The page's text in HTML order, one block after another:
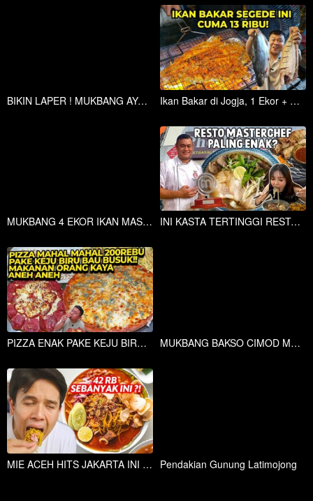
BIKIN LAPER ! MUKBANG AYAM RUD4L + LALAPAN JENGKOL + DAUN KOPI + LAMPENI + SAMBEL, MELEDAK Ikan Bakar di Jogja, 1 Ekor + Nasi Sambal Lalapan!
MUKBANG 4 EKOR IKAN MAS GORENG KERING, PASANGANYA SAMBEL KENCUR beeehhhh josss INI KASTA TERTINGGI RESTO MASTERCHEF!! ENAKNYA BEDA KELAS...
PIZZA ENAK PAKE KEJU BIRU BAU BUSUK!! MAKANAN ORANG KAYA ANEH ANEH MUKBANG BAKSO CIMOD MAUDY MOZZARELLA KEJU MELIMPAH + CEKER MERCON TANPA TULANG
MIE ACEH HITS JAKARTA INI LAYAK DAPET RATING TINGGI ?! BENERAN ENAK KAH ? Pendakian Gunung Latimojong